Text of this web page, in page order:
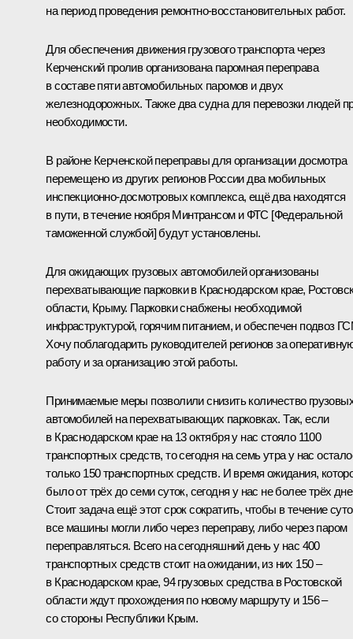
на период проведения ремонтно-восстановительных работ.
Для обеспечения движения грузового транспорта через
Керченский пролив организована паромная переправа
в составе пяти автомобильных паромов и двух
железнодорожных. Также два судна для перевозки людей
необходимости.
В районе Керченской переправы для организации досмотра
перемещено из других регионов России два мобильных
инспекционно-досмотровых комплекса, ещё два находятся
в пути, в течение ноября Минтрансом и ФТС [Федеральной
таможенной службой] будут установлены.
Для ожидающих грузовых автомобилей организованы
перехватывающие парковки в Краснодарском крае,
области, Крыму. Парковки снабжены необходимой
инфраструктурой, горячим питанием, и обеспечен подвоз
Хочу поблагодарить руководителей регионов за
работу и за организацию этой работы.
Принимаемые меры позволили снизить количество
автомобилей на перехватывающих парковках. Так, если
в Краснодарском крае на 13 октября у нас стояло 1100
транспортных средств, то сегодня на семь утра у нас
только 150 транспортных средств. И время ожидания,
было от трёх до семи суток, сегодня у нас не более трёх
Стоит задача ещё этот срок сократить, чтобы в течение
все машины могли либо через переправу, либо через паром
переправляться. Всего на сегодняшний день у нас 400
транспортных средств стоит на ожидании, из них 150 –
в Краснодарском крае, 94 грузовых средства в Ростовской
области ждут прохождения по новому маршруту и 156 –
со стороны Республики Крым.